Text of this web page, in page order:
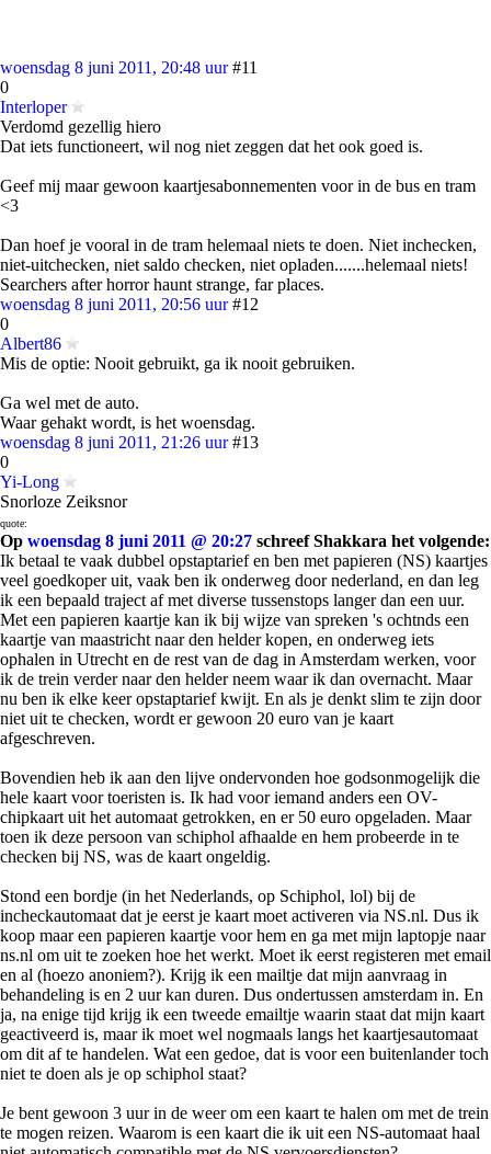
woensdag 8 juni 2011, 20:48 uur #11
0
Interloper
Verdomd gezellig hiero
Dat iets functioneert, wil nog niet zeggen dat het ook goed is.
Geef mij maar gewoon kaartjesabonnementen voor in de bus en tram
<3
Dan hoef je vooral in de tram helemaal niets te doen. Niet inchecken,
niet-uitchecken, niet saldo checken, niet opladen.......helemaal niets!
Searchers after horror haunt strange, far places.
woensdag 8 juni 2011, 20:56 uur #12
0
Albert86
Mis de optie: Nooit gebruikt, ga ik nooit gebruiken.
Ga wel met de auto.
Waar gehakt wordt, is het woensdag.
woensdag 8 juni 2011, 21:26 uur #13
0
Yi-Long
Snorloze Zeiksnor
quote:
Op woensdag 8 juni 2011 @ 20:27 schreef Shakkara het volgende:
Ik betaal te vaak dubbel opstaptarief en ben met papieren (NS) kaartjes
veel goedkoper uit, vaak ben ik onderweg door nederland, en dan leg
ik een bepaald traject af met diverse tussenstops langer dan een uur.
Met een papieren kaartje kan ik bij wijze van spreken 's ochtnds een
kaartje van maastricht naar den helder kopen, en onderweg iets
ophalen in Utrecht en de rest van de dag in Amsterdam werken, voor
ik de trein verder naar den helder neem waar ik dan overnacht. Maar
nu ben ik elke keer opstaptarief kwijt. En als je denkt slim te zijn door
niet uit te checken, wordt er gewoon 20 euro van je kaart
afgeschreven.
Bovendien heb ik aan den lijve ondervonden hoe godsonmogelijk die
hele kaart voor toeristen is. Ik had voor iemand anders een OV-
chipkaart uit het automaat getrokken, en er 50 euro opgeladen. Maar
toen ik deze persoon van schiphol afhaalde en hem probeerde in te
checken bij NS, was de kaart ongeldig.
Stond een bordje (in het Nederlands, op Schiphol, lol) bij de
incheckautomaat dat je eerst je kaart moet activeren via NS.nl. Dus ik
koop maar een papieren kaartje voor hem en ga met mijn laptopje naar
ns.nl om uit te zoeken hoe het werkt. Moet ik eerst registeren met email
en al (hoezo anoniem?). Krijg ik een mailtje dat mijn aanvraag in
behandeling is en 2 uur kan duren. Dus ondertussen amsterdam in. En
ja, na enige tijd krijg ik een tweede emailtje waarin staat dat mijn kaart
geactiveerd is, maar ik moet wel nogmaals langs het kaartjesautomaat
om dit af te handelen. Wat een gedoe, dat is voor een buitenlander toch
niet te doen als je op schiphol staat?
Je bent gewoon 3 uur in de weer om een kaart te halen om met de trein
te mogen reizen. Waarom is een kaart die ik uit een NS-automaat haal